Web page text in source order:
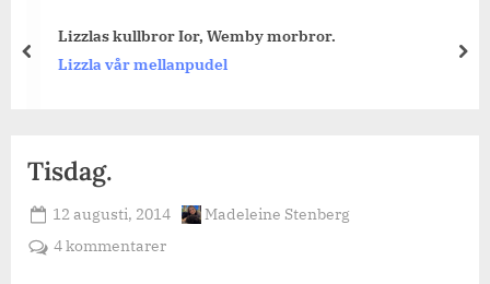
Lizzlas kullbror Ior, Wemby morbror.
Lizzla vår mellanpudel
prev
Tisdag.
Posted
on
12 augusti, 2014 By
Madeleine Stenberg
4 kommentarertill